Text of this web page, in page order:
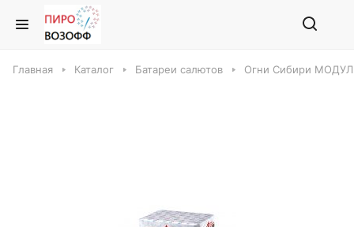
Главная Каталог Батареи салютов Огни Сибири